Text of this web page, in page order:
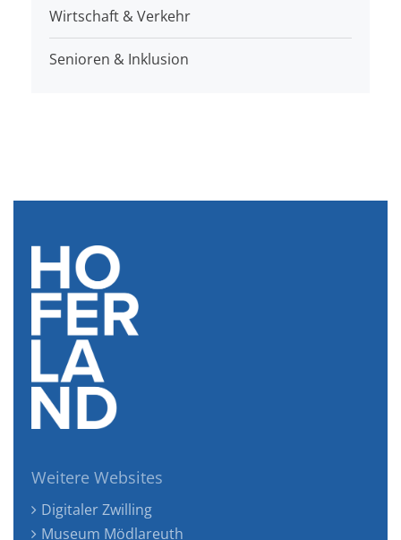
Wirtschaft & Verkehr
Senioren & Inklusion
Weitere Websites
Digitaler Zwilling
Museum Mödlareuth